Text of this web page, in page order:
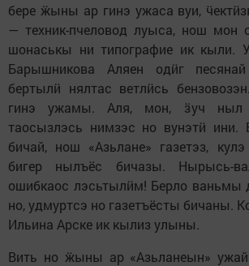
бере ӝыны ар гинэ ужаса вуи,
— техник-пчеловод луыса, нош мон
шонаськы ни типографие ик кыли.
Барышникова Аляен одӥг
бертылӥ нялтас ветлӥсь
гинэ ужамы. Аля, мон, ӟуч ныл
таосызлэсь нимзэс но вунэтӥ ини.
бичай, нош «Азьлане» газетэз,
бигер нылъёс бичазы. Нырысь-
ошибкаос лэсьтылӥм! Берло
но, удмуртсэ но газетъёсты бичаны.
Ильина Арске ик кылиз улыны.
Вить но ӝыны ар «Азьланеын»